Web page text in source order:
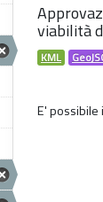
viabilità
KML
E'